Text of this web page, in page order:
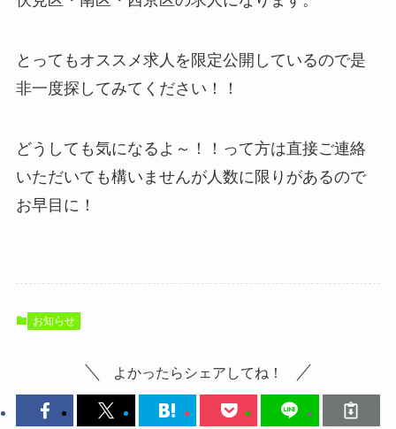
とってもオススメ求人を限定公開しているので是
非一度探してみてください！！
どうしても気になるよ～！！って方は直接ご連絡
いただいても構いませんが人数に限りがあるので
お早目に！
お知らせ
よかったらシェアしてね！